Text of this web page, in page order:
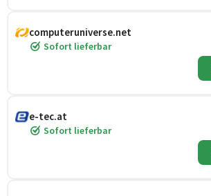
computeruniverse.net
Sofort lieferbar
e-tec.at
Sofort lieferbar